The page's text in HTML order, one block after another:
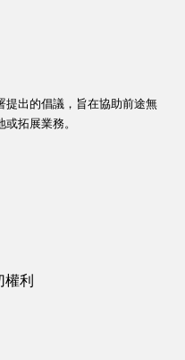
提出的倡議，旨在協助前途無
拓展業務。
權利